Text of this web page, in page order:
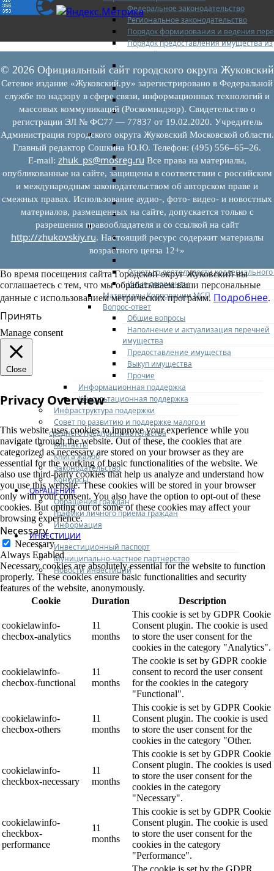
Федеральное законодательство
Региональное законодательство
Порядок формирования и ведения
Порядок предоставления имущества из
перечней
Нормативные правовые акты по
перечней
Административные регламенты
Программы по развитию МСП
Нормативные правовые акты по
мерам поддержки субъектов МСП
Имущество для бизнеса
Перечень имущества для МСП
Паспорта объектов, включенных в
Информация о льготах
Сведения о коммерческой
предлагаемой бизнесу
Сведения о проводимых торгах
Инвестиционная карта Московской
Коллегиальный орган
Регламентирующие документы
График заседаний
Отчеты о деятельности
Иные документы
Материалы Корпорации МСП
Вопрос-ответ
Общие вопросы
Наполнение и актуализация перечней
имущества
Предоставление имущества
Выкуп имущества
Прочие
Информационная поддержка
Консультационная поддержка
Инфраструктура поддержки
Совет по развитию и поддержке малого и
среднего предпринимательства
Контакты
Книга жалоб
Законодательство
Конкурсы
ОБРАЩЕНИЯ
Обращения граждан
Графики личного приема граждан
Информация
ИНВЕСТИЦИИ
Инвестиционный паспорт
Муниципально-частное партнерство
Новости инвестиций
© 2026 Официальный сайт городского округа Жуковский
Сетевое издание «Жуковский.ру» зарегистрировано в Федеральной
службе по надзору в сфере связи, информационных технологий и
массовых коммуникаций (Роскомнадзор). Свидетельство о
регистрации ЭЛ № ФС77 — 77837 от 19.02.2020. Учредитель
Администрация городского округа Жуковский Московской области.
Главный редактор Сошкина Ю.Ю. Телефон: (495) 556–65–26.
E‑mail: zhuk_ps@mosreg.ru Все права на материалы,
опубликованные на сайте, защищены в соответствии с российским
и международным законодательством об авторском праве и
смежных правах. Использование аудио-, фото- видео- и новостных
материалов, размещенных на сайте, допускается только с
разрешения правообладателя и со ссылкой на сайт
http://zhukovskiy.ru. Настоящий ресурс содержит материалы
возрастного ценза 12+»
Во время посещения сайта Городской округ Жуковский вы
соглашаетесь с тем, что мы обрабатываем ваши персональные
данные с использованием метрических программ. Подробнее.
Принять
Manage consent
Close
Privacy Overview
This website uses cookies to improve your experience while you
navigate through the website. Out of these, the cookies that are
categorized as necessary are stored on your browser as they are
essential for the working of basic functionalities of the website. We
also use third-party cookies that help us analyze and understand how
you use this website. These cookies will be stored in your browser
only with your consent. You also have the option to opt-out of these
cookies. But opting out of some of these cookies may affect your
browsing experience.
Necessary
Necessary
Always Enabled
Necessary cookies are absolutely essential for the website to function
properly. These cookies ensure basic functionalities and security
features of the website, anonymously.
Cookie
Duration Description
cookielawinfo-
checbox-analytics
11
months
This cookie is set by GDPR Cookie
Consent plugin. The cookie is used
to store the user consent for the
cookies in the category "Analytics".
cookielawinfo-
checbox-functional
11
months
The cookie is set by GDPR cookie
consent to record the user consent
for the cookies in the category
"Functional".
cookielawinfo-
checbox-others
11
months
This cookie is set by GDPR Cookie
Consent plugin. The cookie is used
to store the user consent for the
cookies in the category "Other.
cookielawinfo-
checkbox-necessary
11
months
This cookie is set by GDPR Cookie
Consent plugin. The cookies is used
to store the user consent for the
cookies in the category
"Necessary".
cookielawinfo-
checkbox-
performance
11
months
This cookie is set by GDPR Cookie
Consent plugin. The cookie is used
to store the user consent for the
cookies in the category
"Performance".
The cookie is set by the GDPR